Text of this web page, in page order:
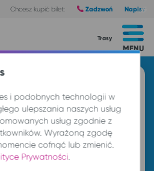
Chcesz kupić bilet: Zadzwoń Napisz
MENU
Trasy
i podobnych technologii w
ulepszania naszych usług
usług zgodnie z
Wyrażoną zgodę
cofnąć lub zmienić.
Prywatności